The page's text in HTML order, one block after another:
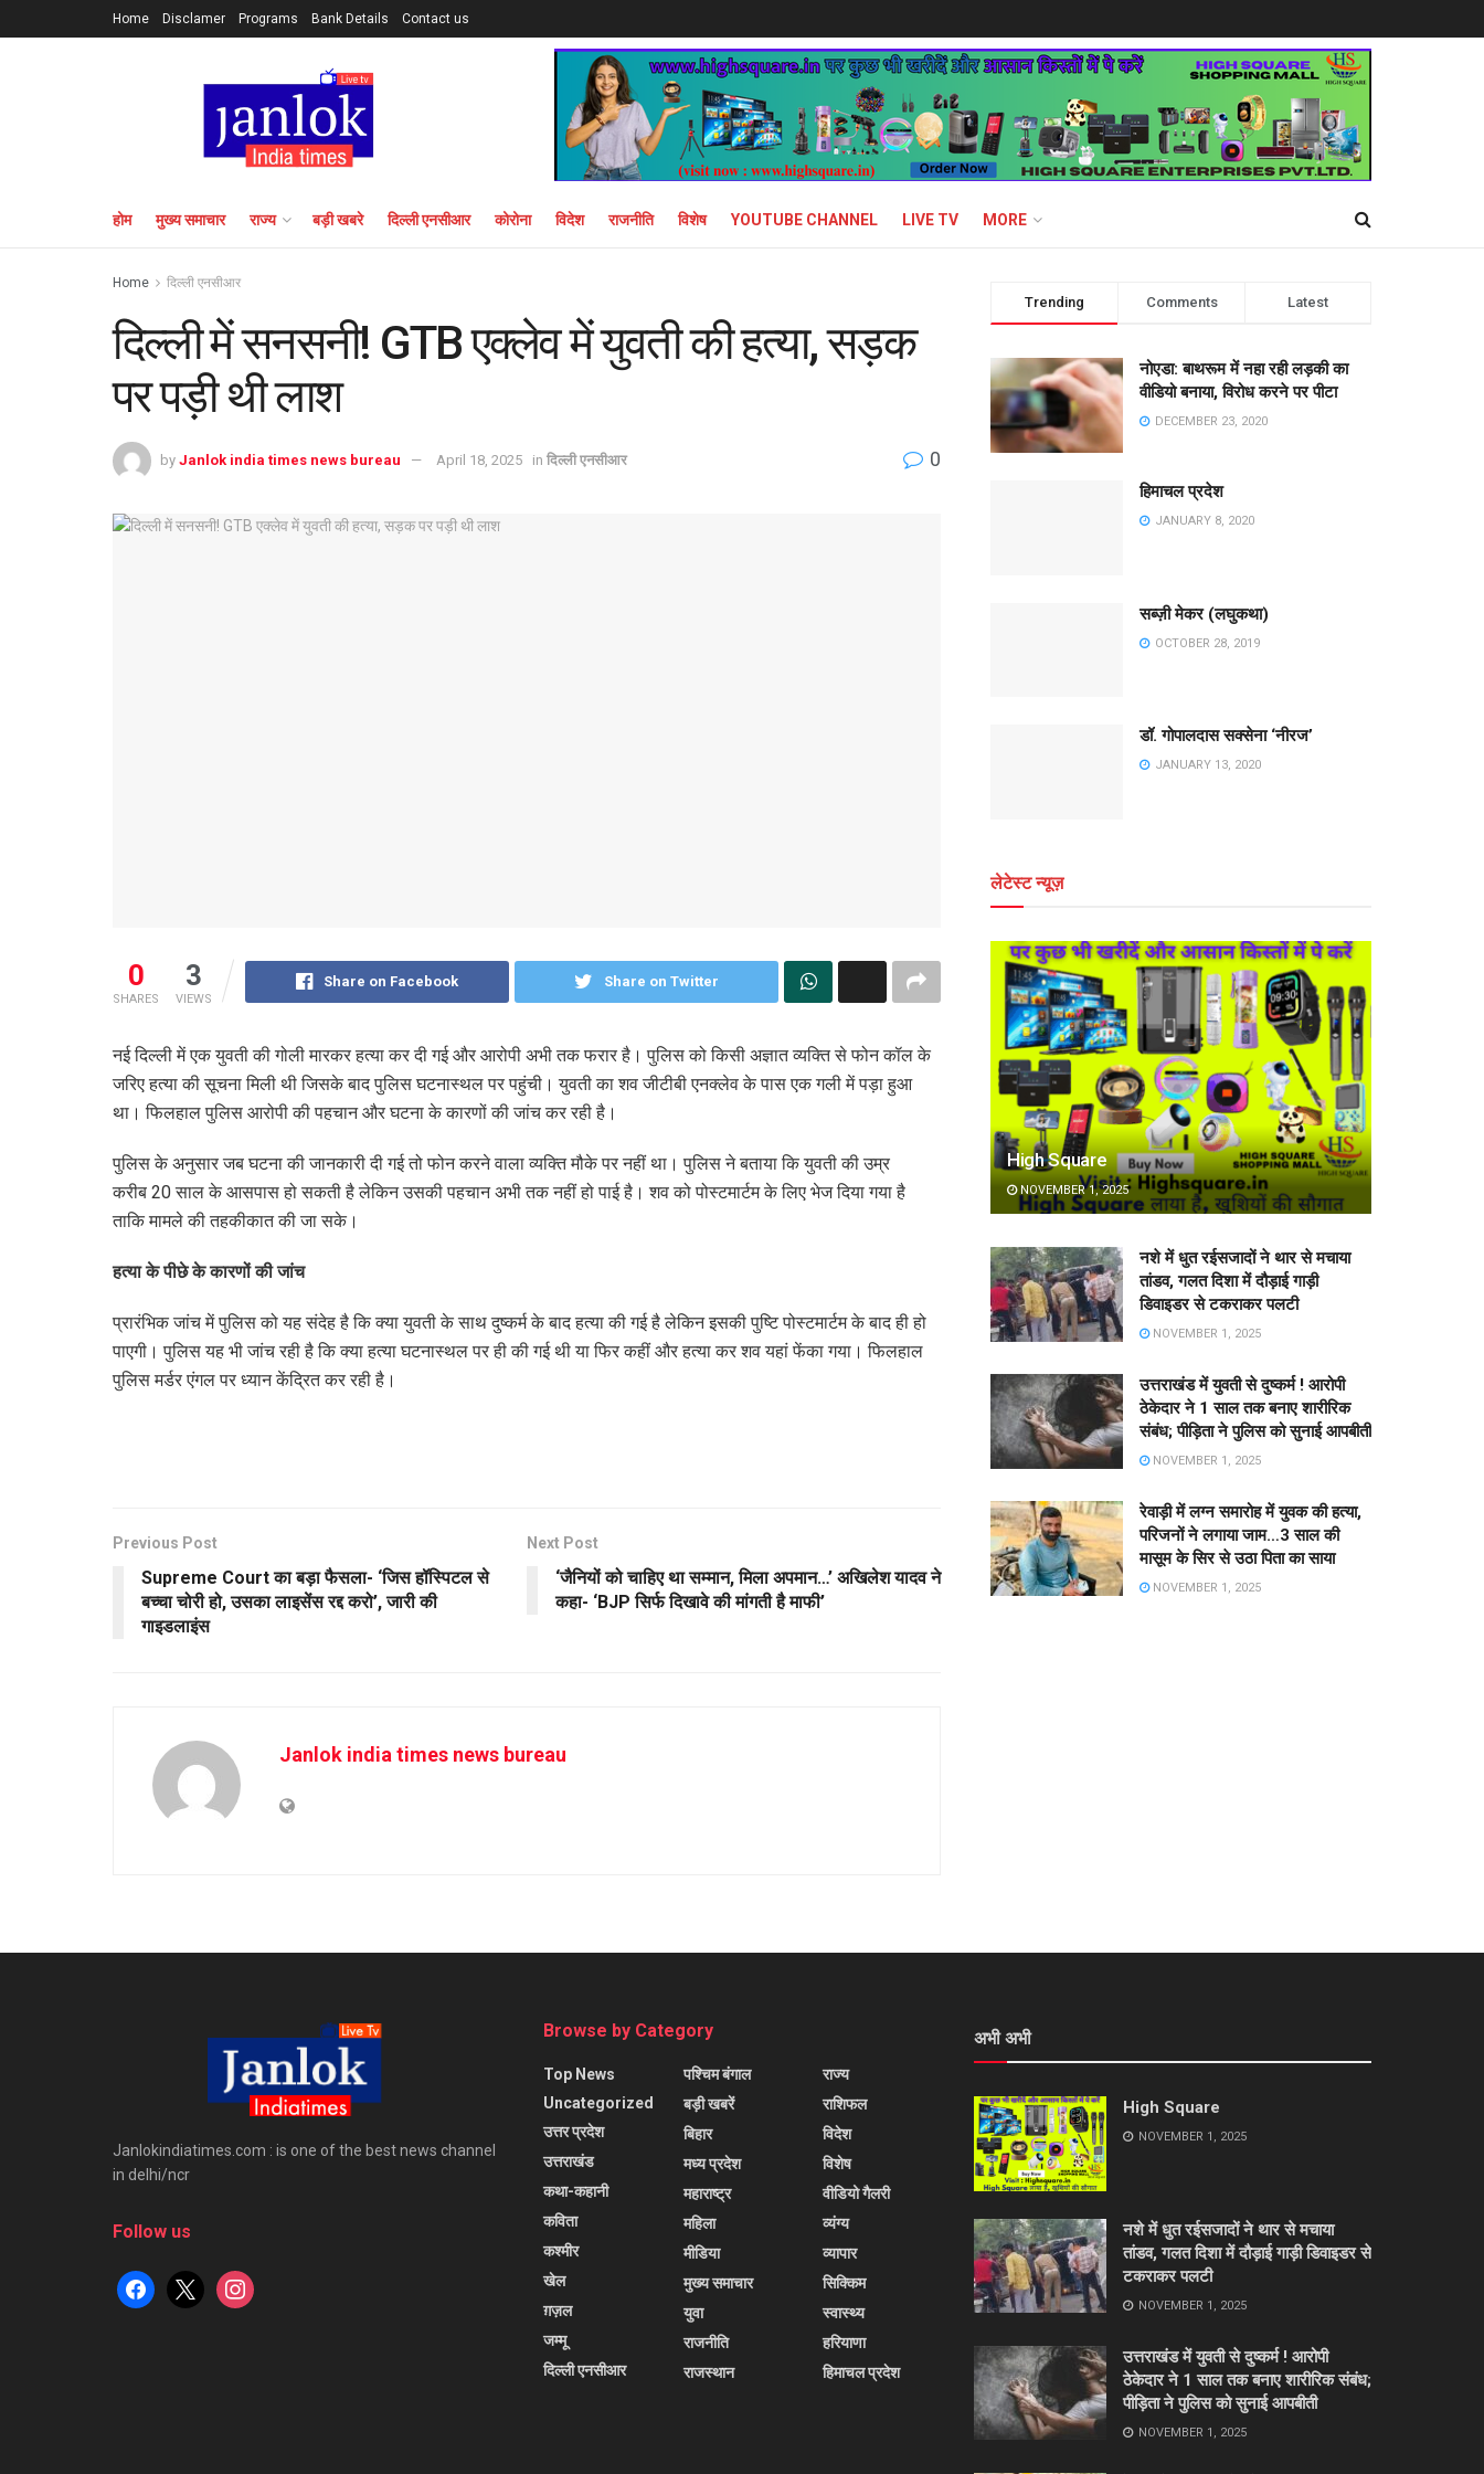
Home Disclamer Programs Bank Details Contact us
होम मुख्य समाचार राज्य बड़ी खबरे दिल्ली एनसीआर कोरोना विदेश राजनीति विशेष YOUTUBE CHANNEL LIVE TV MORE
Home दिल्ली एनसीआर
दिल्ली में सनसनी! GTB एक्लेव में युवती की हत्या, सड़क
पर पड़ी थी लाश
by Janlok india times news bureau April 18, 2025 in दिल्ली एनसीआर 0
0
SHARES
3
VIEWS
Share on Facebook Share on Twitter
नई दिल्ली में एक युवती की गोली मारकर हत्या कर दी गई और आरोपी अभी तक फरार है। पुलिस को किसी अज्ञात व्यक्ति से फोन कॉल के
जरिए हत्या की सूचना मिली थी जिसके बाद पुलिस घटनास्थल पर पहुंची। युवती का शव जीटीबी एनक्लेव के पास एक गली में पड़ा हुआ
था। फिलहाल पुलिस आरोपी की पहचान और घटना के कारणों की जांच कर रही है।
पुलिस के अनुसार जब घटना की जानकारी दी गई तो फोन करने वाला व्यक्ति मौके पर नहीं था। पुलिस ने बताया कि युवती की उम्र
करीब 20 साल के आसपास हो सकती है लेकिन उसकी पहचान अभी तक नहीं हो पाई है। शव को पोस्टमार्टम के लिए भेज दिया गया है
ताकि मामले की तहकीकात की जा सके।
हत्या के पीछे के कारणों की जांच
प्रारंभिक जांच में पुलिस को यह संदेह है कि क्या युवती के साथ दुष्कर्म के बाद हत्या की गई है लेकिन इसकी पुष्टि पोस्टमार्टम के बाद ही हो
पाएगी। पुलिस यह भी जांच रही है कि क्या हत्या घटनास्थल पर ही की गई थी या फिर कहीं और हत्या कर शव यहां फेंका गया। फिलहाल
पुलिस मर्डर एंगल पर ध्यान केंद्रित कर रही है।
Previous Post
Supreme Court का बड़ा फैसला- ‘जिस हॉस्पिटल से
बच्चा चोरी हो, उसका लाइसेंस रद्द करो’, जारी की
गाइडलाइंस
Next Post
‘जैनियों को चाहिए था सम्मान, मिला अपमान…’ अखिलेश यादव ने
कहा- ‘BJP सिर्फ दिखावे की मांगती है माफी’
Janlok india times news bureau
Trending Comments Latest
नोएडा: बाथरूम में नहा रही लड़की का
वीडियो बनाया, विरोध करने पर पीटा
DECEMBER 23, 2020
हिमाचल प्रदेश
JANUARY 8, 2020
सब्ज़ी मेकर (लघुकथा)
OCTOBER 28, 2019
डॉ. गोपालदास सक्सेना ‘नीरज’
JANUARY 13, 2020
लेटेस्ट न्यूज़
High Square
NOVEMBER 1, 2025
नशे में धुत रईसजादों ने थार से मचाया
तांडव, गलत दिशा में दौड़ाई गाड़ी
डिवाइडर से टकराकर पलटी
NOVEMBER 1, 2025
उत्तराखंड में युवती से दुष्कर्म ! आरोपी
ठेकेदार ने 1 साल तक बनाए शारीरिक
संबंध; पीड़िता ने पुलिस को सुनाई आपबीती
NOVEMBER 1, 2025
रेवाड़ी में लग्न समारोह में युवक की हत्या,
परिजनों ने लगाया जाम…3 साल की
मासूम के सिर से उठा पिता का साया
NOVEMBER 1, 2025
Janlokindiatimes.com : is one of the best news channel
in delhi/ncr
Follow us
facebook
x instagram
Browse by Category
Top News
Uncategorized
उत्तर प्रदेश
उत्तराखंड
कथा-कहानी
कविता
कश्मीर
खेल
ग़ज़ल
जम्मू
दिल्ली एनसीआर
पश्चिम बंगाल
बड़ी खबरें
बिहार
मध्य प्रदेश
महाराष्ट्र
महिला
मीडिया
मुख्य समाचार
युवा
राजनीति
राजस्थान
राज्य
राशिफल
विदेश
विशेष
वीडियो गैलरी
व्यंग्य
व्यापार
सिक्किम
स्वास्थ्य
हरियाणा
हिमाचल प्रदेश
अभी अभी
High Square
NOVEMBER 1, 2025
नशे में धुत रईसजादों ने थार से मचाया
तांडव, गलत दिशा में दौड़ाई गाड़ी डिवाइडर से
टकराकर पलटी
NOVEMBER 1, 2025
उत्तराखंड में युवती से दुष्कर्म ! आरोपी
ठेकेदार ने 1 साल तक बनाए शारीरिक संबंध;
पीड़िता ने पुलिस को सुनाई आपबीती
NOVEMBER 1, 2025